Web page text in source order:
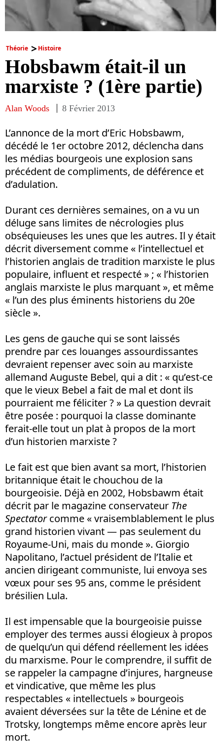
Théorie Histoire
Hobsbawm était-il un
marxiste ? (1ère partie)
Alan Woods 8 Février 2013
L’annonce de la mort d’Eric Hobsbawm,
décédé le 1er octobre 2012, déclencha dans
les médias bourgeois une explosion sans
précédent de compliments, de déférence et
d’adulation.
Durant ces dernières semaines, on a vu un
déluge sans limites de nécrologies plus
obséquieuses les unes que les autres. Il y était
décrit diversement comme « l’intellectuel et
l’historien anglais de tradition marxiste le plus
populaire, influent et respecté » ; « l’historien
anglais marxiste le plus marquant », et même
« l’un des plus éminents historiens du 20e
siècle ».
Les gens de gauche qui se sont laissés
prendre par ces louanges assourdissantes
devraient repenser avec soin au marxiste
allemand Auguste Bebel, qui a dit : « qu’est-ce
que le vieux Bebel a fait de mal et dont ils
pourraient me féliciter ? » La question devrait
être posée : pourquoi la classe dominante
ferait-elle tout un plat à propos de la mort
d’un historien marxiste ?
Le fait est que bien avant sa mort, l’historien
britannique était le chouchou de la
bourgeoisie. Déjà en 2002, Hobsbawm était
décrit par le magazine conservateur The
Spectatorcomme « vraisemblablement le plus
grand historien vivant — pas seulement du
Royaume-Uni, mais du monde ». Giorgio
Napolitano, l’actuel président de l’Italie et
ancien dirigeant communiste, lui envoya ses
vœux pour ses 95 ans, comme le président
brésilien Lula.
Il est impensable que la bourgeoisie puisse
employer des termes aussi élogieux à propos
de quelqu’un qui défend réellement les idées
du marxisme. Pour le comprendre, il suffit de
se rappeler la campagne d’injures, hargneuse
et vindicative, que même les plus
respectables « intellectuels » bourgeois
avaient déversées sur la tête de Lénine et de
Trotsky, longtemps même encore après leur
mort.